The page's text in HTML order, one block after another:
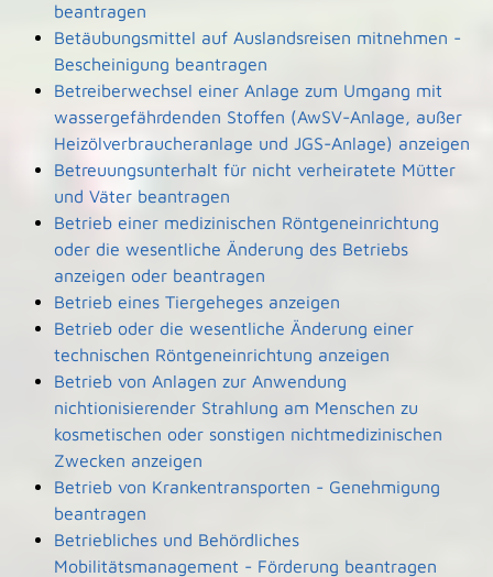
beantragen
Betäubungsmittel auf Auslandsreisen mitnehmen -
Bescheinigung beantragen
Betreiberwechsel einer Anlage zum Umgang mit
wassergefährdenden Stoffen (AwSV-Anlage, außer
Heizölverbraucheranlage und JGS-Anlage) anzeigen
Betreuungsunterhalt für nicht verheiratete Mütter
und Väter beantragen
Betrieb einer medizinischen Röntgeneinrichtung
oder die wesentliche Änderung des Betriebs
anzeigen oder beantragen
Betrieb eines Tiergeheges anzeigen
Betrieb oder die wesentliche Änderung einer
technischen Röntgeneinrichtung anzeigen
Betrieb von Anlagen zur Anwendung
nichtionisierender Strahlung am Menschen zu
kosmetischen oder sonstigen nichtmedizinischen
Zwecken anzeigen
Betrieb von Krankentransporten - Genehmigung
beantragen
Betriebliches und Behördliches
Mobilitätsmanagement - Förderung beantragen